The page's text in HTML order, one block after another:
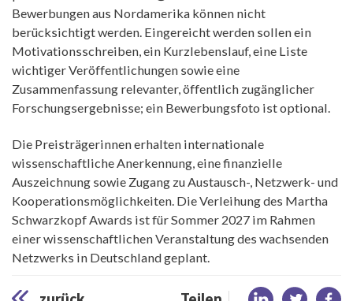
Bewerbungen aus Nordamerika können nicht
berücksichtigt werden. Eingereicht werden sollen ein
Motivationsschreiben, ein Kurzlebenslauf, eine Liste
wichtiger Veröffentlichungen sowie eine
Zusammenfassung relevanter, öffentlich zugänglicher
Forschungsergebnisse; ein Bewerbungsfoto ist optional.
Die Preisträgerinnen erhalten internationale
wissenschaftliche Anerkennung, eine finanzielle
Auszeichnung sowie Zugang zu Austausch-, Netzwerk- und
Kooperationsmöglichkeiten. Die Verleihung des Martha
Schwarzkopf Awards ist für Sommer 2027 im Rahmen
einer wissenschaftlichen Veranstaltung des wachsenden
Netzwerks in Deutschland geplant.